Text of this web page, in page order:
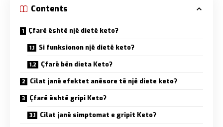
Contents
Çfarë është një dietë keto?
Si funksionon një dietë keto?
Çfarë bën dieta Keto?
Cilat janë efektet anësore të një diete keto?
Çfarë është gripi Keto?
Cilat janë simptomat e gripit Keto?